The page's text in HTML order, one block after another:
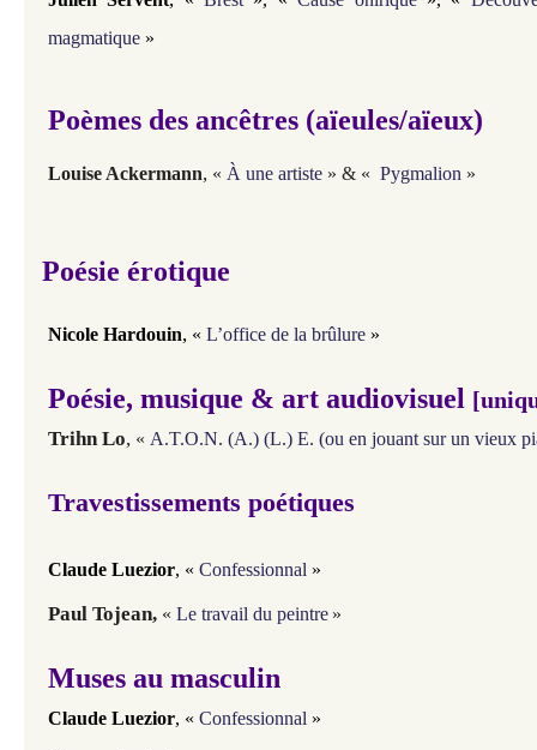
magmatique »
Poèmes des ancêtres (aïeules/aïeux)
Louise Ackermann, « À une artiste » & « Pygmalion »
Poésie érotique
Nicole Hardouin, « L’office de la brûlure »
Poésie, musique & art audiovisuel
Trihn Lo, « A.T.O.N. (A.) (L.) E. (ou en jouant sur un vieux
Travestissements poétiques
Claude Luezior, « Confessionnal »
Paul Tojean, « Le travail du peintre »
Muses au masculin
Claude Luezior, « Confessionnal »